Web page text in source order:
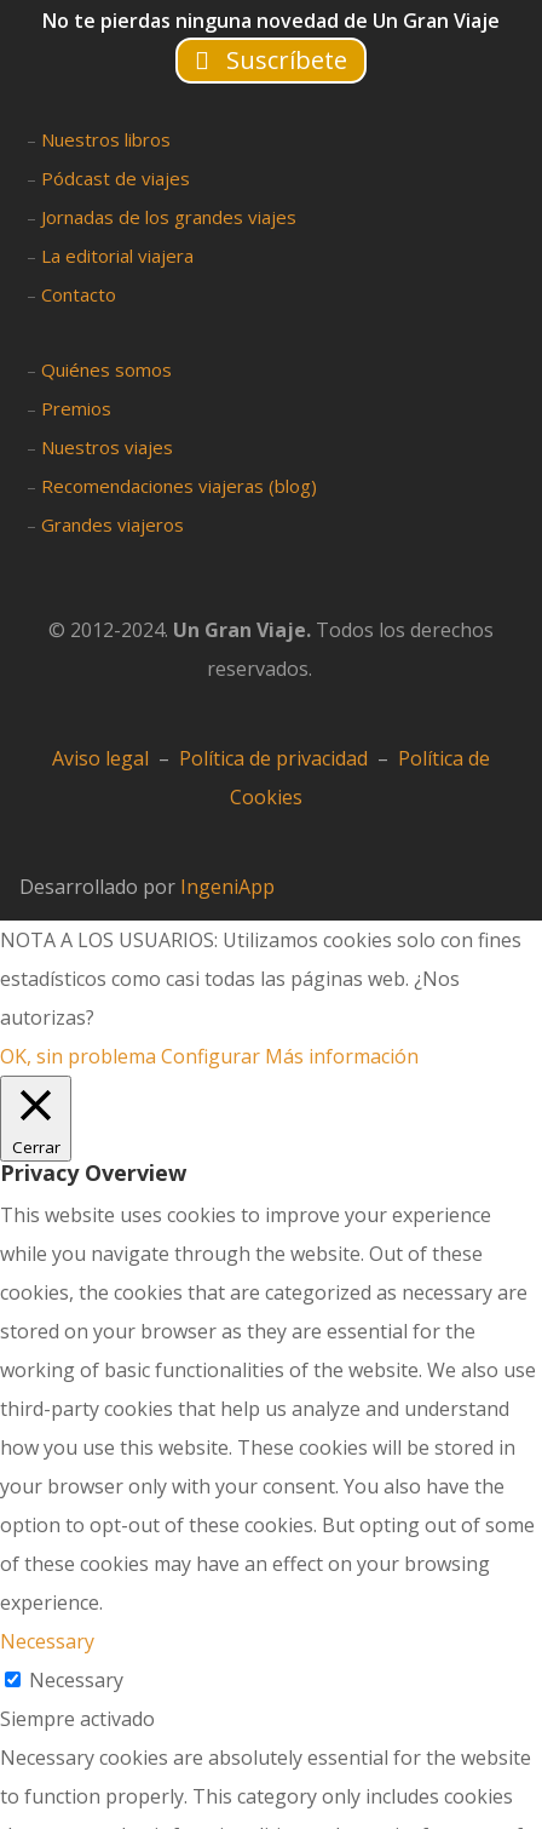
No te pierdas ninguna novedad de Un Gran Viaje
Suscríbete
– Nuestros libros
– Pódcast de viajes
– Jornadas de los grandes viajes
– La editorial viajera
–Contacto
–Quiénes somos
– Premios
– Nuestros viajes
– Recomendaciones viajeras (blog)
–Grandes viajeros
© 2012-2024. Un Gran Viaje. Todos los derechos
reservados.
Aviso legal – Política de privacidad – Política de
Cookies
Desarrollado por IngeniApp
NOTA A LOS USUARIOS: Utilizamos cookies solo con fines
estadísticos como casi todas las páginas web. ¿Nos
autorizas?
OK, sin problema Configurar Más información
Cerrar
Privacy Overview
This website uses cookies to improve your experience
while you navigate through the website. Out of these
cookies, the cookies that are categorized as necessary are
stored on your browser as they are essential for the
working of basic functionalities of the website. We also use
third-party cookies that help us analyze and understand
how you use this website. These cookies will be stored in
your browser only with your consent. You also have the
option to opt-out of these cookies. But opting out of some
of these cookies may have an effect on your browsing
experience.
Necessary
Necessary
Siempre activado
Necessary cookies are absolutely essential for the website
to function properly. This category only includes cookies